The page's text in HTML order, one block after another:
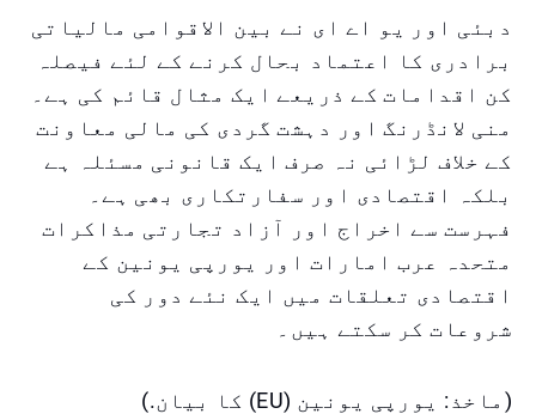
دبئی اور یو اے ای نے بین الاقوامی مالیاتی
برادری کا اعتماد بحال کرنے کے لئے فیصلہ
کن اقدامات کے ذریعے ایک مثال قائم کی ہے۔
منی لانڈرنگ اور دہشت گردی کی مالی معاونت
کے خلاف لڑائی نہ صرف ایک قانونی مسئلہ ہے
بلکہ اقتصادی اور سفارتکاری بھی ہے۔
فہرست سے اخراج اور آزاد تجارتی مذاکرات
متحدہ عرب امارات اور یورپی یونین کے
اقتصادی تعلقات میں ایک نئے دور کی
شروعات کر سکتے ہیں۔
(ماخذ: یورپی یونین (EU) کا بیان.)